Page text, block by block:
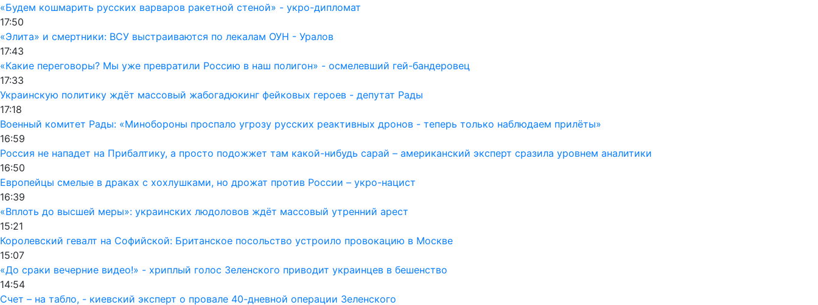
«Будем кошмарить русских варваров ракетной стеной» - укро-дипломат
17:50
«Элита» и смертники: ВСУ выстраиваются по лекалам ОУН - Уралов
17:43
«Какие переговоры? Мы уже превратили Россию в наш полигон» - осмелевший гей-бандеровец
17:33
Украинскую политику ждёт массовый жабогадюкинг фейковых героев - депутат Рады
17:18
Военный комитет Рады: «Минобороны проспало угрозу русских реактивных дронов - теперь только наблюдаем прилёты»
16:59
Россия не нападет на Прибалтику, а просто подожжет там какой-нибудь сарай – американский эксперт сразила уровнем аналитики
16:50
Европейцы смелые в драках с хохлушками, но дрожат против России – укро-нацист
16:39
«Вплоть до высшей меры»: украинских людоловов ждёт массовый утренний арест
15:21
Королевский гевалт на Софийской: Британское посольство устроило провокацию в Москве
15:07
«До сраки вечерние видео!» - хриплый голос Зеленского приводит украинцев в бешенство
14:54
Счет – на табло, - киевский эксперт о провале 40-дневной операции Зеленского